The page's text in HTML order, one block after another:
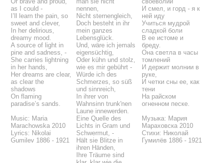
as I could -
I’ll learn the pain, so
sweet and clever,
In her delirious,
dreamy mood.
A source of light in
pine and sadness, -
She carries lightning
in her hands,
Her dreams are clear,
as clear the
shadows
On flaming
paradise’s sands.
Music: Maria
Marachowska 2010
Lyrics: Nikolai
Gumilev 1886 - 1921
nennen,
Nicht sternengleich,
Doch besteht in ihr
mein ganzes
Lebensglück.
Und, wäre ich jemals
eigensüchtig,
Oder kühn und stolz,
wie es mir gebührt -
Würde ich des
Schmerzes, so süß
und sinnreich,
In ihrer von
Wahnsinn trunk'nen
Laune innewerden.
Eine Quelle des
Lichts in Gram und
Schwermut, -
Hält sie Blitze in
ihren Händen,
Ihre Träume sind
И смел, и горд - я к
ней иду
Учиться мудрой
сладкой боли
В ее истоме и
бреду.
Она светла в часы
томлений
И держит молнии в
руке,
И четки сны ее, как
тени
На райском
огненном песке.
Музыка: Мария
Мараховска 2010
Стихи: Николай
Гумилёв 1886 - 1921